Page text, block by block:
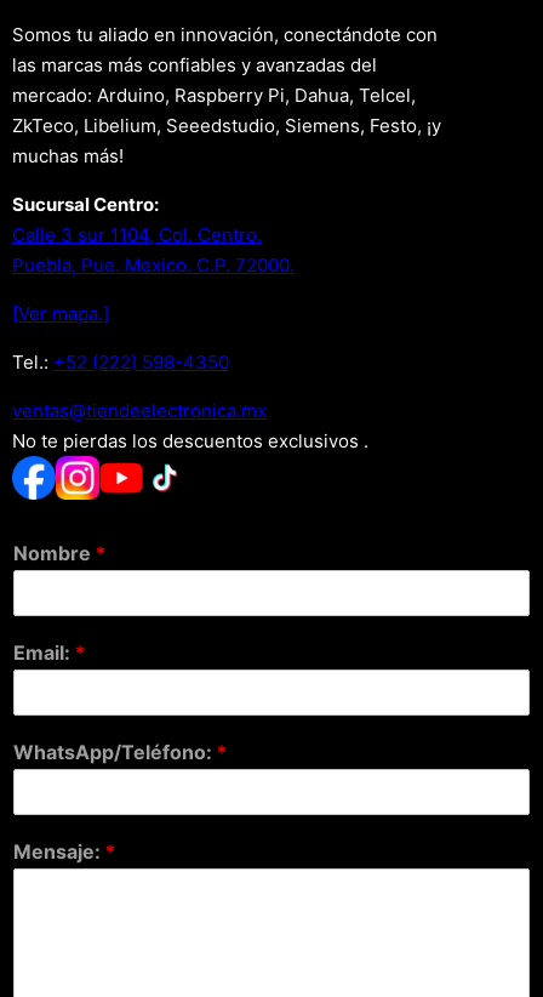
Somos tu aliado en innovación, conectándote con
las marcas más confiables y avanzadas del
mercado: Arduino, Raspberry Pi, Dahua, Telcel,
ZkTeco, Libelium, Seeedstudio, Siemens, Festo, ¡y
muchas más!
Sucursal Centro:
Calle 3 sur 1104, Col. Centro.
Puebla, Pue. Mexico. C.P. 72000.
[Ver mapa.]
Tel.: +52 (222) 598-4350
xm.acinortceleedneit@satnev
No te pierdas los descuentos exclusivos .
Nombre *
Email: *
WhatsApp/Teléfono: *
Mensaje: *